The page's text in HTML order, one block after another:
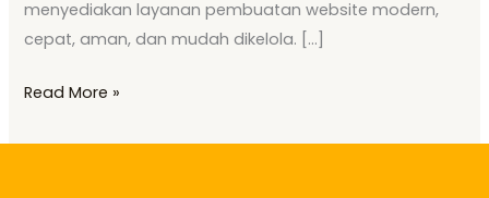
menyediakan layanan pembuatan website modern,
cepat, aman, dan mudah dikelola. […]
Read More »